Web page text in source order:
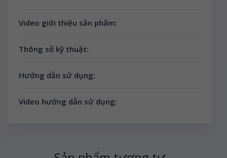
Video giới thiệu sản phẩm:
Thông số kỹ thuật:
Hướng dẫn sử dụng:
Video hướng dẫn sử dụng: